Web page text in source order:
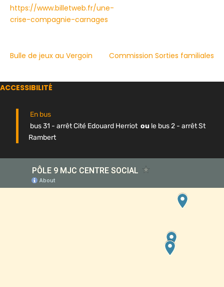
https://www.billetweb.fr/une-
crise-compagnie-carnages
Bulle de jeux au Vergoin Commission Sorties familiales
ACCESSIBILITÉ
En bus
bus 31 - arrêt Cité Edouard Herriot ou le bus 2 - arrêt St
Rambert